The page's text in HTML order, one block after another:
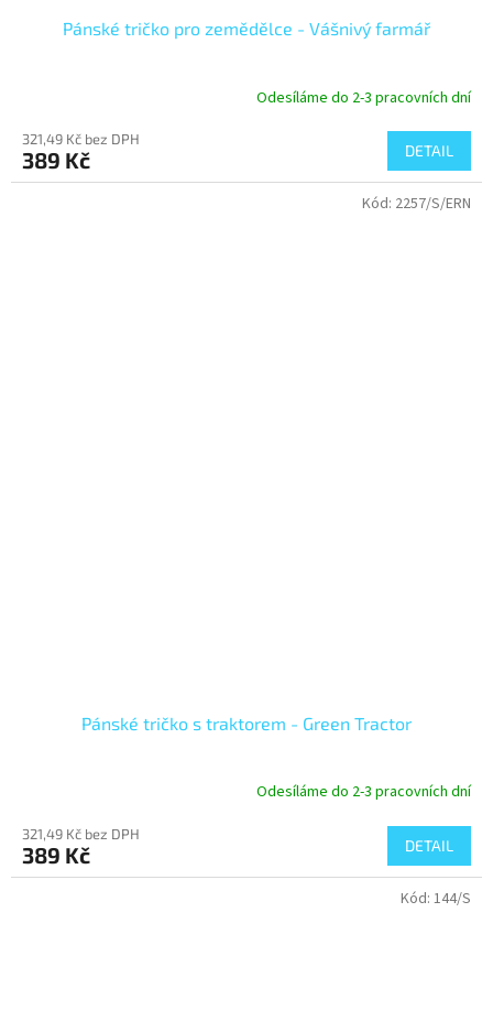
Pánské tričko pro zemědělce - Vášnivý farmář
produktu
je
4,0
Odesíláme do 2-3 pracovních dní
321,49 Kč bez DPH
389 Kč DETAIL
Pánské tričko s traktorem - Green Tractor
Odesíláme do 2-3 pracovních dní
321,49 Kč bez DPH
389 Kč DETAIL
Kód: 2257/S/ERN
Kód: 144/S